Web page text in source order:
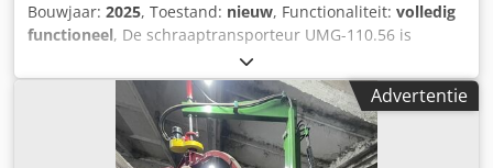
Bouwjaar: 2025, Toestand: nieuw, Functionaliteit: volledig
functioneel, De schraaptransporteur UMG-110.56 is
ontworpen voor het transporteren van houtafval na
verwerking. De transportband werkt onder een hoek. De
transportband wordt tijdens de installatie aan de basis
verankerd. De snelheid van de ketting en de schrapers kan
worden geregeld met een snelheidsregelaar. De
Advertentie